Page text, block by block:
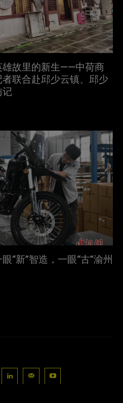
故里的新生——中荷商
联合赴邱少云镇、邱少
“新”智造，一眼“古”渝州